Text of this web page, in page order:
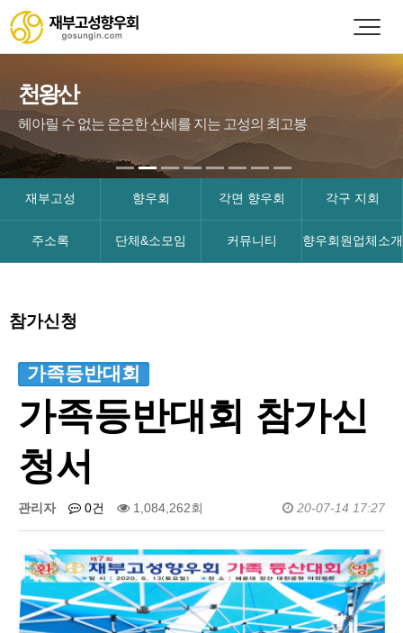
천왕산
헤아릴 수 없는 은은한 산세를 지는 고성의 최고봉
재부고성 향우회 각면 향우회 각구 지회
주소록 단체&소모임 커뮤니티 향우회원업체소개
참가신청
가족등반대회
가족등반대회 참가신
청서
관리자 0건 1,084,262회 20-07-14 17:27